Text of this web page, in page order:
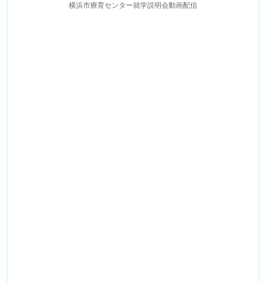
横浜市療育センター就学説明会動画配信